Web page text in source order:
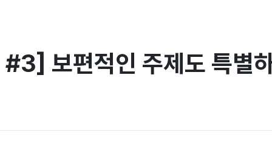
보편적인 주제도 특별